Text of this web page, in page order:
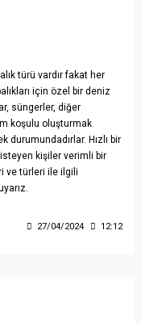
türü vardır fakat her
için özel bir deniz
süngerler, diğer
koşulu oluşturmak
durumundadırlar. Hızlı bir
kişiler verimli bir
ve türleri ile ilgili
27/04/2024 12:12